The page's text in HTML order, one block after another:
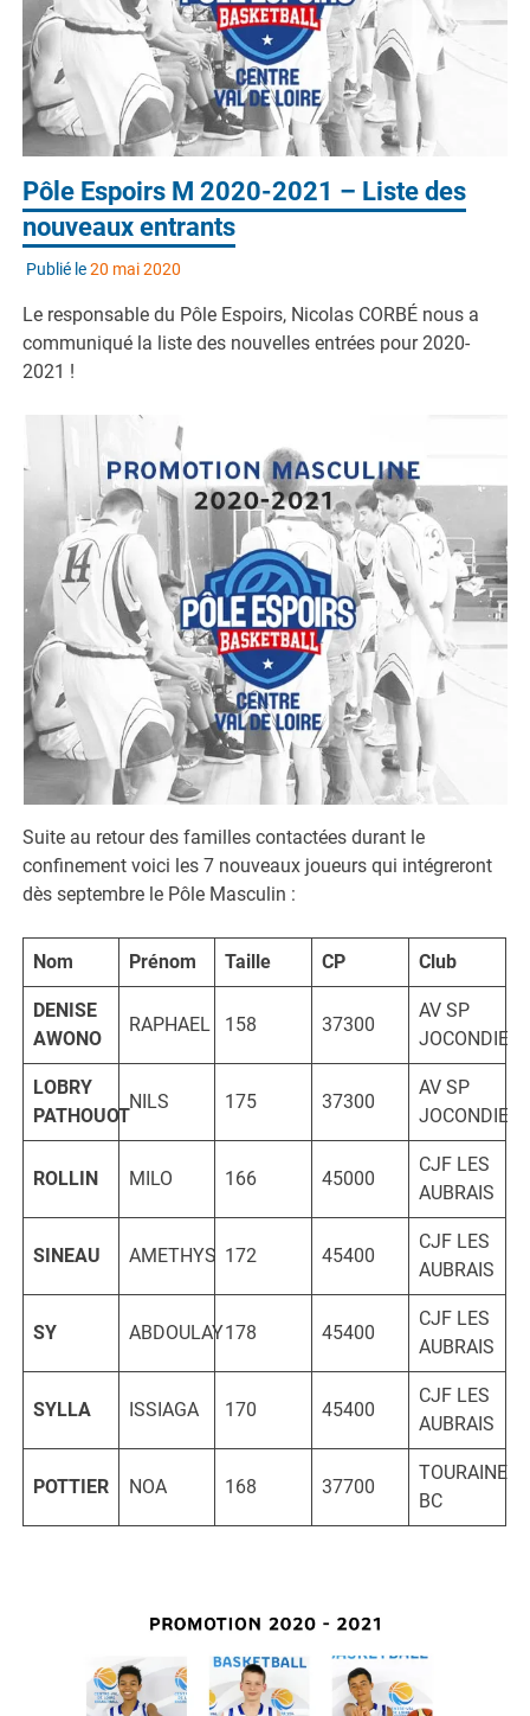
Pôle Espoirs M 2020-2021 – Liste des
nouveaux entrants
Publié le20 mai 2020
Le responsable du Pôle Espoirs, Nicolas CORBÉ nous a
communiqué la liste des nouvelles entrées pour 2020-
2021 !
Suite au retour des familles contactées durant le
confinement voici les 7 nouveaux joueurs qui intégreront
dès septembre le Pôle Masculin :
Nom Prénom Taille CP Club
DENISE
AWONO
RAPHAEL 158 37300
AV SP
JOCONDIEN
LOBRY
PATHOUOT
NILS 175 37300
AV SP
JOCONDIEN
ROLLIN MILO 166 45000
CJF LES
AUBRAIS
SINEAU AMETHYS 172 45400
CJF LES
AUBRAIS
SY ABDOULAY178 45400
CJF LES
AUBRAIS
SYLLA ISSIAGA 170 45400
CJF LES
AUBRAIS
POTTIER NOA 168 37700
TOURAINE
BC